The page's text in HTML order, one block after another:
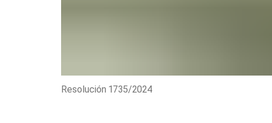
Resolución 1735/2024